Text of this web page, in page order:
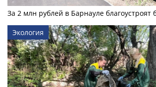
За 2 млн рублей в Барнауле
Экология